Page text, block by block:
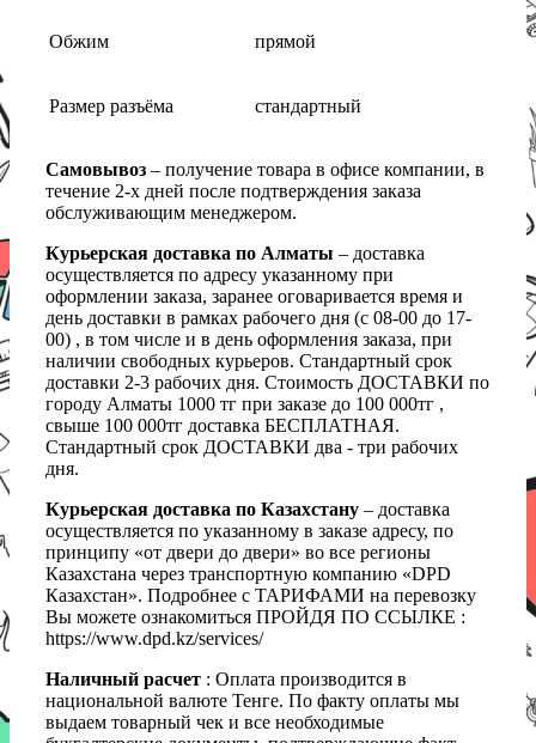
Обжим прямой
Размер разъёма стандартный
Самовывоз – получение товара в офисе компании, в
течение 2-х дней после подтверждения заказа
обслуживающим менеджером.
Курьерская доставка по Алматы – доставка
осуществляется по адресу указанному при
оформлении заказа, заранее оговаривается время и
день доставки в рамках рабочего дня (с 08-00 до 17-
00) , в том числе и в день оформления заказа, при
наличии свободных курьеров. Стандартный срок
доставки 2-3 рабочих дня. Стоимость ДОСТАВКИ по
городу Алматы 1000 тг при заказе до 100 000тг ,
свыше 100 000тг доставка БЕСПЛАТНАЯ.
Стандартный срок ДОСТАВКИ два - три рабочих
дня.
Курьерская доставка по Казахстану – доставка
осуществляется по указанному в заказе адресу, по
принципу «от двери до двери» во все регионы
Казахстана через транспортную компанию «DPD
Казахстан». Подробнее с ТАРИФАМИ на перевозку
Вы можете ознакомиться ПРОЙДЯ ПО ССЫЛКЕ :
https://www.dpd.kz/services/
Наличный расчет : Оплата производится в
национальной валюте Тенге. По факту оплаты мы
выдаем товарный чек и все необходимые